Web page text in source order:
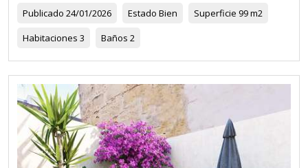
Publicado 24/01/2026 Estado Bien Superficie 99 m2
Habitaciones 3 Baños 2